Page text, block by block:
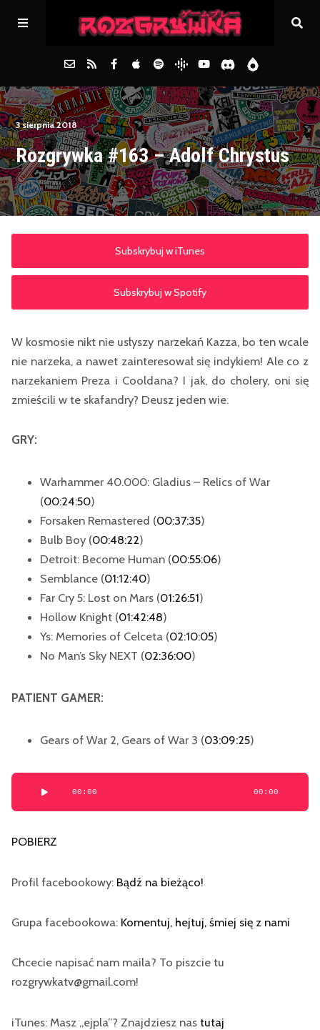
Główna
Archiwum
FAQs
3 sierpnia 2018
Rozgrywka #163 – Adolf Chrystus
Subskrybuj w iTunes
Subskrybuj w Spotify
W kosmosie nikt nie usłyszy narzekań Kazza, bo ten wcale
nie narzeka, a nawet zainteresował się indykiem! Ale co z
narzekaniem Preza i Cooldana? I jak, do cholery, oni się
zmieścili w te skafandry? Deusz jeden wie.
GRY:
Warhammer 40.000: Gladius – Relics of War
(00:24:50)
Forsaken Remastered (00:37:35)
Bulb Boy (00:48:22)
Detroit: Become Human (00:55:06)
Semblance (01:12:40)
Far Cry 5: Lost on Mars (01:26:51)
Hollow Knight (01:42:48)
Ys: Memories of Celceta (02:10:05)
No Man’s Sky NEXT (02:36:00)
PATIENT GAMER:
Gears of War 2, Gears of War 3 (03:09:25)
Odtwarzacz
plików
00:00 00:00
POBIERZ
Profil facebookowy: Bądź na bieżąco!
Grupa facebookowa: Komentuj, hejtuj, śmiej się z nami
Chcecie napisać nam maila? To piszcie tu
rozgrywkatv@gmail.com!
iTunes: Masz „ejpla”? Znajdziesz nas tutaj